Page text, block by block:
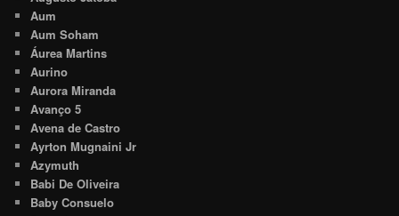
Aum
Aum Soham
Áurea Martins
Aurino
Aurora Miranda
Avanço 5
Avena de Castro
Ayrton Mugnaini Jr
Azymuth
Babi De Oliveira
Baby Consuelo